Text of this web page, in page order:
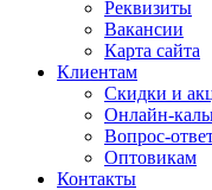
Реквизиты
Вакансии
Карта сайта
Клиентам
Скидки и
Онлайн-
Вопрос-
Оптовикам
Контакты